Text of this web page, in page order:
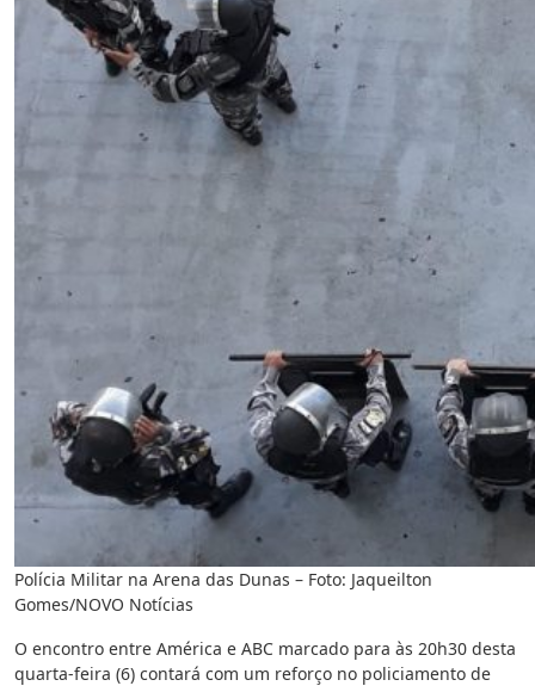
Polícia Militar na Arena das Dunas – Foto: Jaqueilton
Gomes/NOVO Notícias
O encontro entre América e ABC marcado para às 20h30 desta
quarta-feira (6) contará com um reforço no policiamento de